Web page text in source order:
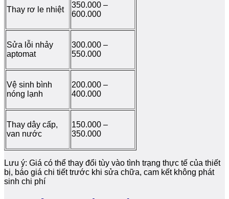
Thay rơ le nhiệt
350.000 –
600.000
Sửa lỗi nhảy
aptomat
300.000 –
550.000
Vệ sinh bình
nóng lạnh
200.000 –
400.000
Thay dây cấp,
van nước
150.000 –
350.000
Lưu ý: Giá có thể thay đổi tùy vào tình trạng thực tế của thiết
bị, báo giá chi tiết trước khi sửa chữa, cam kết không phát
sinh chi phí